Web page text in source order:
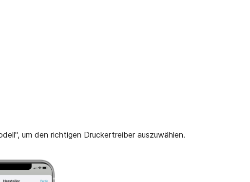
um den richtigen Druckertreiber auszuwählen.